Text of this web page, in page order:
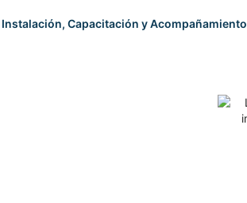
Instalación, Capacitación y Acompañamiento